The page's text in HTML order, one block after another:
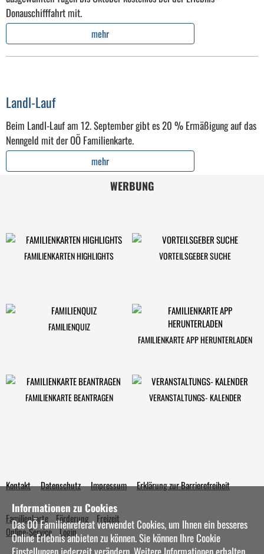
Informationen zu Cookies
Das OÖ Familienreferat verwendet Cookies, um Ihnen ein besseres
Online Erlebnis anbieten zu können. Sie können Ihre Cookie
Donauschifffahrt mit.
mehr
Landl-Lauf
Beim Landl-Lauf am 12. September gibt es 20 % Ermäßigung auf das
Nenngeld mit der OÖ Familienkarte.
mehr
WERBUNG
Kontakt Datenschutz Impressum Erklärung zur Barrierefreiheit
Familienkarte Förderung
Freizeit
Online-Service Login
FAMILIENKARTEN HIGHLIGHTS VORTEILSGEBER SUCHE
FAMILIENQUIZ
FAMILIENKARTE APP HERUNTERLADEN
FAMILIENKARTE BEANTRAGEN VERANSTALTUNGS- KALENDER